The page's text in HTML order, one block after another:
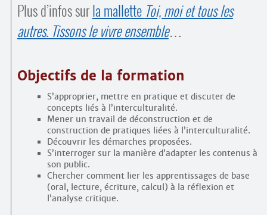
Plus d’infos surla mallette Toi, moi et tous les
autres. Tissons le vivre ensemble…
Objectifs de la formation
S’approprier, mettre en pratique et discuter de
concepts liés à l’interculturalité.
Mener un travail de déconstruction et de
construction de pratiques liées à l’interculturalité.
Découvrir les démarches proposées.
S’interroger sur la manière d’adapter les contenus à
son public.
Chercher comment lier les apprentissages de base
(oral, lecture, écriture, calcul) à la réflexion et
l’analyse critique.